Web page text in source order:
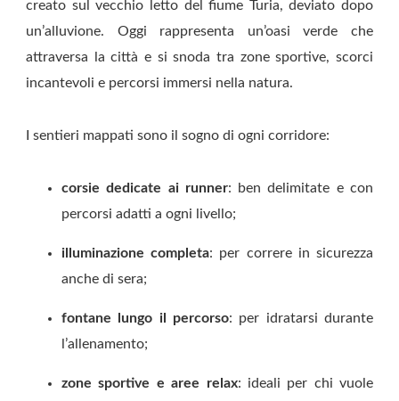
creato sul vecchio letto del fiume Turia, deviato dopo
un’alluvione. Oggi rappresenta un’oasi verde che
attraversa la città e si snoda tra zone sportive, scorci
incantevoli e percorsi immersi nella natura.
I sentieri mappati sono il sogno di ogni corridore:
corsie dedicate ai runner: ben delimitate e con
percorsi adatti a ogni livello;
illuminazione completa: per correre in sicurezza
anche di sera;
fontane lungo il percorso: per idratarsi durante
l’allenamento;
zone sportive e aree relax: ideali per chi vuole